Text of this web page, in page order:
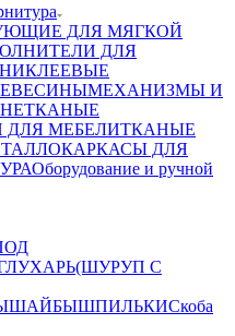
ДЛЯ МЯГКОЙ
ДЛЯ
КЛЕЕВЫЕ
МЕХАНИЗМЫ И
НЕТКАНЫЕ
МЕБЕЛИТКАНЫЕ
ДЛЯ
Оборудование и ручной
С
ШАЙБЫШПИЛЬКИСкоба